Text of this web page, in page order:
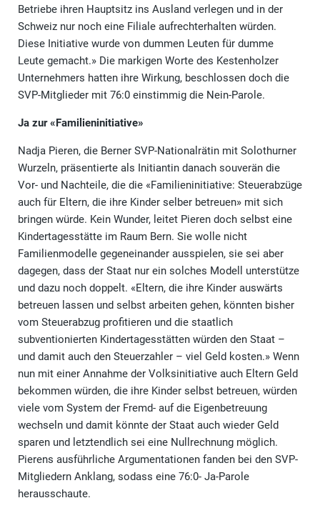
Betriebe ihren Hauptsitz ins Ausland verlegen und in der
Schweiz nur noch eine Filiale aufrechterhalten würden.
Diese Initiative wurde von dummen Leuten für dumme
Leute gemacht.» Die markigen Worte des Kestenholzer
Unternehmers hatten ihre Wirkung, beschlossen doch die
SVP-Mitglieder mit 76:0 einstimmig die Nein-Parole.
Ja zur «Familieninitiative»
Nadja Pieren, die Berner SVP-Nationalrätin mit Solothurner
Wurzeln, präsentierte als Initiantin danach souverän die
Vor- und Nachteile, die die «Familieninitiative: Steuerabzüge
auch für Eltern, die ihre Kinder selber betreuen» mit sich
bringen würde. Kein Wunder, leitet Pieren doch selbst eine
Kindertagesstätte im Raum Bern. Sie wolle nicht
Familienmodelle gegeneinander ausspielen, sie sei aber
dagegen, dass der Staat nur ein solches Modell unterstütze
und dazu noch doppelt. «Eltern, die ihre Kinder auswärts
betreuen lassen und selbst arbeiten gehen, könnten bisher
vom Steuerabzug profitieren und die staatlich
subventionierten Kindertagesstätten würden den Staat –
und damit auch den Steuerzahler – viel Geld kosten.» Wenn
nun mit einer Annahme der Volksinitiative auch Eltern Geld
bekommen würden, die ihre Kinder selbst betreuen, würden
viele vom System der Fremd- auf die Eigenbetreuung
wechseln und damit könnte der Staat auch wieder Geld
sparen und letztendlich sei eine Nullrechnung möglich.
Pierens ausführliche Argumentationen fanden bei den SVP-
Mitgliedern Anklang, sodass eine 76:0- Ja-Parole
herausschaute.